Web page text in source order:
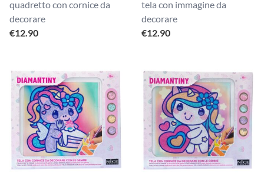
quadretto con cornice da
decorare
€12.90
tela con immagine da
decorare
€12.90